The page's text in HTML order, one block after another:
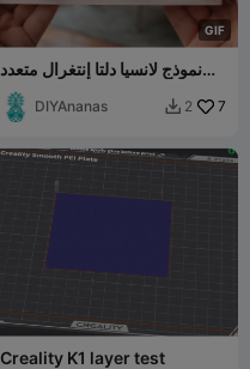
GIF
نموذج لانسيا دلتا إنتغرال متعدد
الطبقات
DIYAnanas  2 7
Creality K1 layer test